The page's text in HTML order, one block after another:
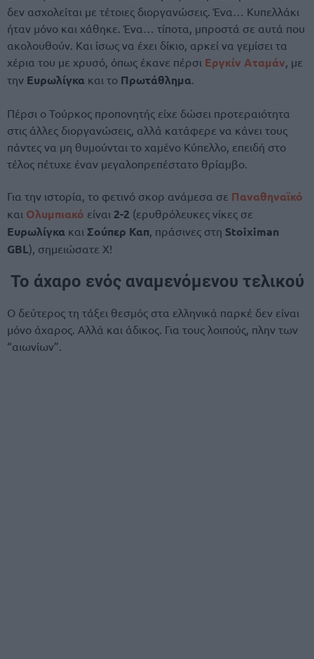
δεν ασχολείται με τέτοιες διοργανώσεις. Ένα… Κυπελλάκι
ήταν μόνο και χάθηκε. Ένα… τίποτα, μπροστά σε αυτά που
ακολουθούν. Και ίσως να έχει δίκιο, αρκεί να γεμίσει τα
χέρια του με χρυσό, όπως έκανε πέρσι Εργκίν Αταμάν, με
την Ευρωλίγκα και το Πρωτάθλημα.
Πέρσι ο Τούρκος προπονητής είχε δώσει προτεραιότητα
στις άλλες διοργανώσεις, αλλά κατάφερε να κάνει τους
πάντες να μη θυμούνται το χαμένο Κύπελλο, επειδή στο
τέλος πέτυχε έναν μεγαλοπρεπέστατο θρίαμβο.
Για την ιστορία, το φετινό σκορ ανάμεσα σε Παναθηναϊκό
και Ολυμπιακό είναι 2-2 (ερυθρόλευκες νίκες σε
Ευρωλίγκα και Σούπερ Καπ , πράσινες στη Stoiximan
GBL), σημειώσατε Χ!
Το άχαρο ενός αναμενόμενου τελικού
Ο δεύτερος τη τάξει θεσμός στα ελληνικά παρκέ δεν είναι
μόνο άχαρος. Αλλά και άδικος. Για τους λοιπούς, πλην των
“αιωνίων”.